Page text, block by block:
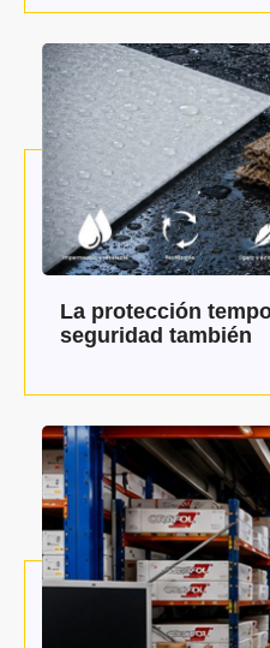
La protección
seguridad también